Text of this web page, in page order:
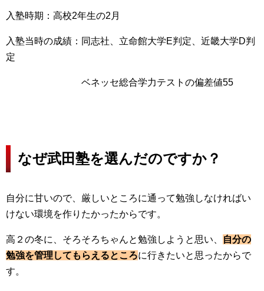
入塾時期：高校2年生の2月
入塾当時の成績：同志社、立命館大学E判定、近畿大学D判
定
ベネッセ総合学力テストの偏差値55
なぜ武田塾を選んだのですか？
自分に甘いので、厳しいところに通って勉強しなければい
けない環境を作りたかったからです。
高２の冬に、そろそろちゃんと勉強しようと思い、
自分の
勉強を管理してもらえるところに行きたいと思ったからで
す。